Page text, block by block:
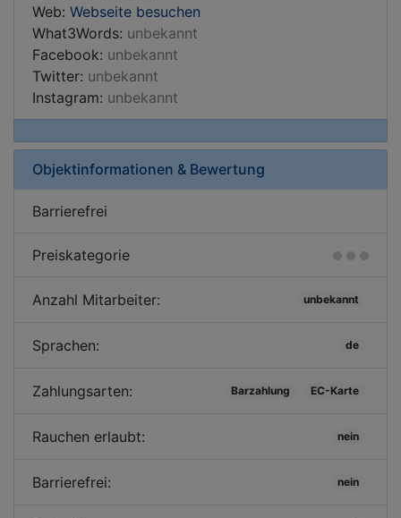
Web: Webseite besuchen
What3Words: unbekannt
Facebook: unbekannt
Twitter: unbekannt
Instagram: unbekannt
Objektinformationen & Bewertung
Barrierefrei
Preiskategorie
Anzahl Mitarbeiter: unbekannt
Sprachen: de
Zahlungsarten: Barzahlung EC-Karte
Rauchen erlaubt: nein
Barrierefrei: nein